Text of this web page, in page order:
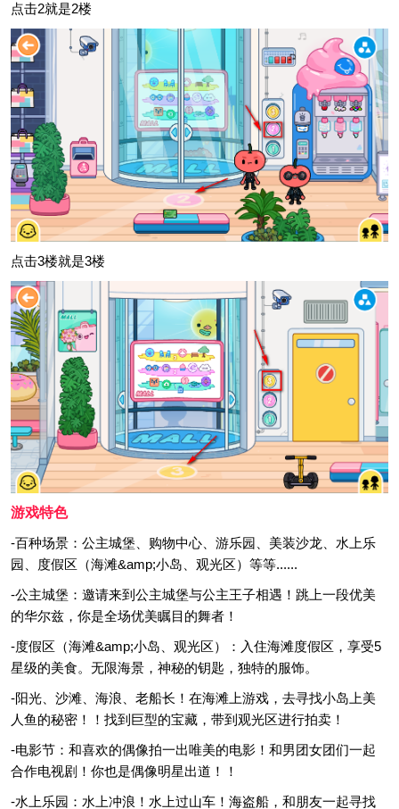
点击2就是2楼
点击3楼就是3楼
游戏特色
-百种场景：公主城堡、购物中心、游乐园、美装沙龙、水上乐
园、度假区（海滩&amp;小岛、观光区）等等......
-公主城堡：邀请来到公主城堡与公主王子相遇！跳上一段优美
的华尔兹，你是全场优美瞩目的舞者！
-度假区（海滩&amp;小岛、观光区）：入住海滩度假区，享受5
星级的美食。无限海景，神秘的钥匙，独特的服饰。
-阳光、沙滩、海浪、老船长！在海滩上游戏，去寻找小岛上美
人鱼的秘密！！找到巨型的宝藏，带到观光区进行拍卖！
-电影节：和喜欢的偶像拍一出唯美的电影！和男团女团们一起
合作电视剧！你也是偶像明星出道！！
-水上乐园：水上冲浪！水上过山车！海盗船，和朋友一起寻找